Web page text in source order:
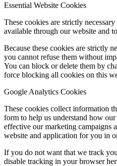
Essential Website Cookies
These cookies are strictly
available through our website and
Because these cookies are strictly
you cannot refuse them without
You can block or delete them by
force blocking all cookies on this
Google Analytics Cookies
These cookies collect information
form to help us understand how
effective our marketing campaigns
website and application for you in
If you do not want that we track
disable tracking in your browser